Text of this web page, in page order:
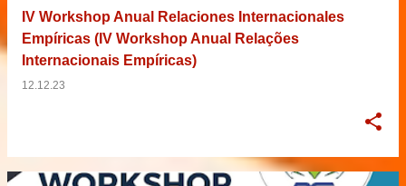
IV Workshop Anual Relaciones Internacionales
Empíricas (IV Workshop Anual Relações
Internacionais Empíricas)
12.12.23